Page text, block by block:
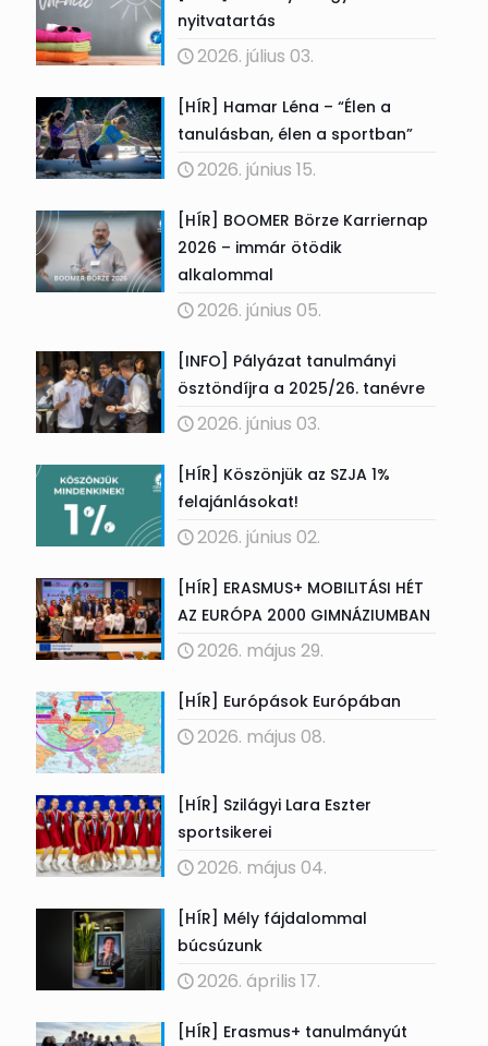
nyitvatartás
2026. július 03.
[HÍR] Hamar Léna – “Élen a
tanulásban, élen a sportban”
2026. június 15.
[HÍR] BOOMER Börze Karriernap
2026 – immár ötödik
alkalommal
2026. június 05.
[INFO] Pályázat tanulmányi
ösztöndíjra a 2025/26. tanévre
2026. június 03.
[HÍR] Köszönjük az SZJA 1%
felajánlásokat!
2026. június 02.
[HÍR] ERASMUS+ MOBILITÁSI HÉT
AZ EURÓPA 2000 GIMNÁZIUMBAN
2026. május 29.
[HÍR] Európások Európában
2026. május 08.
[HÍR] Szilágyi Lara Eszter
sportsikerei
2026. május 04.
[HÍR] Mély fájdalommal
búcsúzunk
2026. április 17.
[HÍR] Erasmus+ tanulmányút